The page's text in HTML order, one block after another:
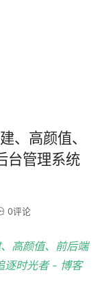
、高颜值、
台管理系统
0评论
高颜值、前后端
逐时光者 - 博客